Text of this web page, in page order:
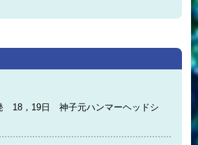
18，19日 神子元ハンマーヘッドシ